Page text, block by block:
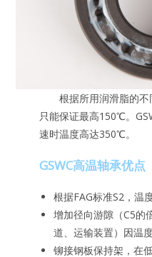
根据所用润滑脂的不
只能保证最高150℃。
速时温度高达350℃。
GSWC高温轴承优点
根据FAG标准S2，温
增加径向游隙（C5的
道、运输装置）因温
铆接钢板保持架，在